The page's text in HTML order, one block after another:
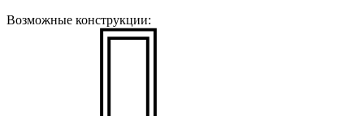
Возможные конструкции: